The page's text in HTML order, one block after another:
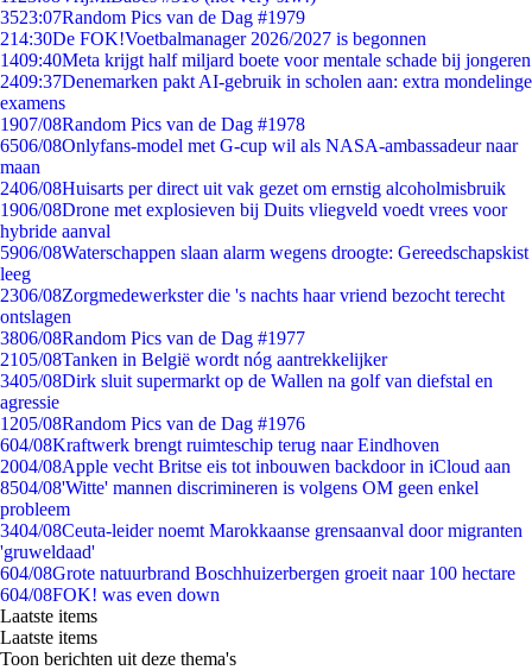
3523:07Random Pics van de Dag #1979
214:30De FOK!Voetbalmanager 2026/2027 is begonnen
1409:40Meta krijgt half miljard boete voor mentale schade bij jongeren
2409:37Denemarken pakt AI-gebruik in scholen aan: extra mondelinge
examens
1907/08Random Pics van de Dag #1978
6506/08Onlyfans-model met G-cup wil als NASA-ambassadeur naar
maan
2406/08Huisarts per direct uit vak gezet om ernstig alcoholmisbruik
1906/08Drone met explosieven bij Duits vliegveld voedt vrees voor
hybride aanval
5906/08Waterschappen slaan alarm wegens droogte: Gereedschapskist
leeg
2306/08Zorgmedewerkster die 's nachts haar vriend bezocht terecht
ontslagen
3806/08Random Pics van de Dag #1977
2105/08Tanken in België wordt nóg aantrekkelijker
3405/08Dirk sluit supermarkt op de Wallen na golf van diefstal en
agressie
1205/08Random Pics van de Dag #1976
604/08Kraftwerk brengt ruimteschip terug naar Eindhoven
2004/08Apple vecht Britse eis tot inbouwen backdoor in iCloud aan
8504/08'Witte' mannen discrimineren is volgens OM geen enkel
probleem
3404/08Ceuta-leider noemt Marokkaanse grensaanval door migranten
'gruweldaad'
604/08Grote natuurbrand Boschhuizerbergen groeit naar 100 hectare
604/08FOK! was even down
Laatste items
Laatste items
Toon berichten uit deze thema's